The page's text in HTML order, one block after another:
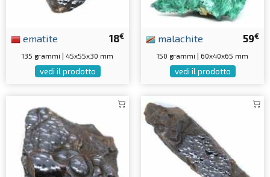
18€
ematite
135 grammi | 45x55x30 mm
vedi il prodotto
59€
malachite
150 grammi | 60x40x65 mm
vedi il prodotto